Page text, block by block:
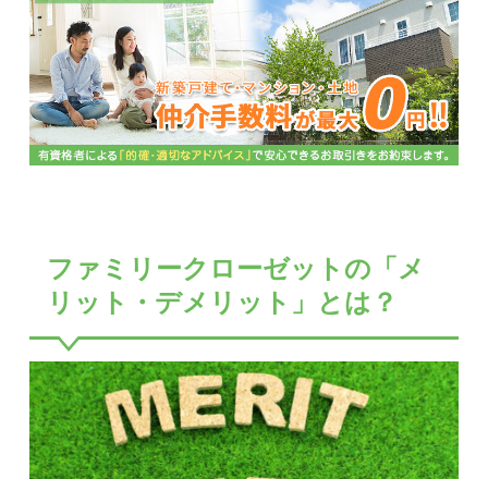
ファミリークローゼットの「メ
リット・デメリット」とは？